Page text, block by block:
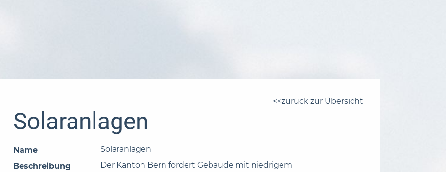
zurück zur Übersicht
Solaranlagen
Name
Solaranlagen
Beschreibung
Der Kanton Bern fördert Gebäude mit niedrigem